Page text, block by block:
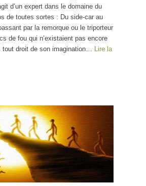
d’un expert dans le domaine du
de toutes sortes : Du side-car au
par la remorque ou le triporteur
de fou qui n’existaient pas encore
droit de son imagination…
Lire la